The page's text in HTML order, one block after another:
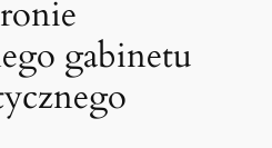
gabinetu